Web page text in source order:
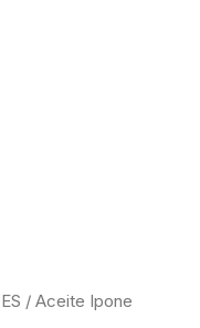
/ Aceite Ipone